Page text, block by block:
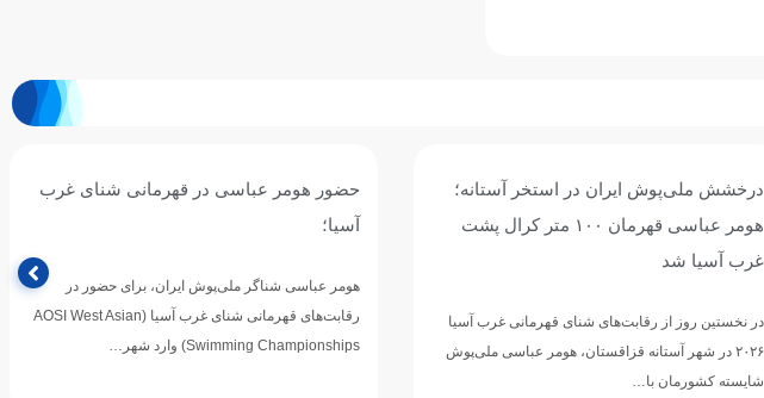
حضور هومر عباسی در قهرمانی شنای غرب
آسیا؛
رقابت‌های قهرمانی شنای غرب آسیا (AOSI West Asian
Swimming Championships) وارد شهر…
امیر مطاعی: فاصله ما با رقبای آسیایی کمتر
شده؛ برای خلق شگفتی در ناگویا آماده
امیر مطاعی، ملی‌پوش شنای ایران که در ماه‌های اخیر با
ثبت رکوردهای ارزشمند در رقابت‌های داخلی و بین‌المللی،